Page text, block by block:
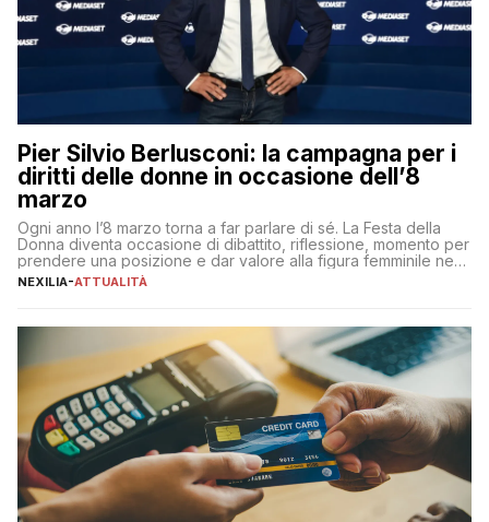
Pier Silvio Berlusconi: la campagna per i
diritti delle donne in occasione dell’8
marzo
Ogni anno l’8 marzo torna a far parlare di sé. La Festa della
Donna diventa occasione di dibattito, riflessione, momento per
prendere una posizione e dar valore alla figura femminile nella
sua complessità e crucialità. A lanciare un messaggio “forte e
NEXILIA-ATTUALITÀ